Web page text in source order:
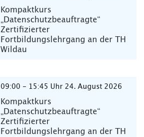
Kompaktkurs
„Datenschutzbeauftragte“
Zertifizierter
Fortbildungslehrgang an der TH
Wildau
09:00 - 15:45 Uhr 24. August 2026
Kompaktkurs
„Datenschutzbeauftragte“
Zertifizierter
Fortbildungslehrgang an der TH